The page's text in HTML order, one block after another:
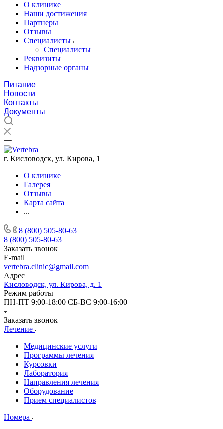
О клинике
Наши достижения
Партнеры
Отзывы
Специалисты
Специалисты
Реквизиты
Надзорные органы
Питание
Новости
Контакты
Документы
г. Кисловодск, ул. Кирова, 1
О клинике
Галерея
Отзывы
Карта сайта
...
8 (800) 505-80-63
8 (800) 505-80-63
Заказать звонок
E-mail
vertebra.clinic@gmail.com
Адрес
Кисловодск, ул. Кирова, д. 1
Режим работы
ПН-ПТ 9:00-18:00 СБ-ВС 9:00-16:00
Заказать звонок
Лечение
Медицинские услуги
Программы лечения
Курсовки
Лаборатория
Направления лечения
Оборудование
Прием специалистов
Номера